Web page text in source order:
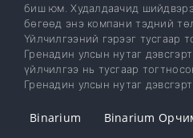
биш юм. Худалдаачид
бөгөөд энэ компани тэдний
Үйлчилгээний гэрээг тусгаар
Гренадин улсын нутаг
үйлчилгээ нь тусгаар
Гренадин улсын нутаг дэвсгэрт
Binarium
Binarium